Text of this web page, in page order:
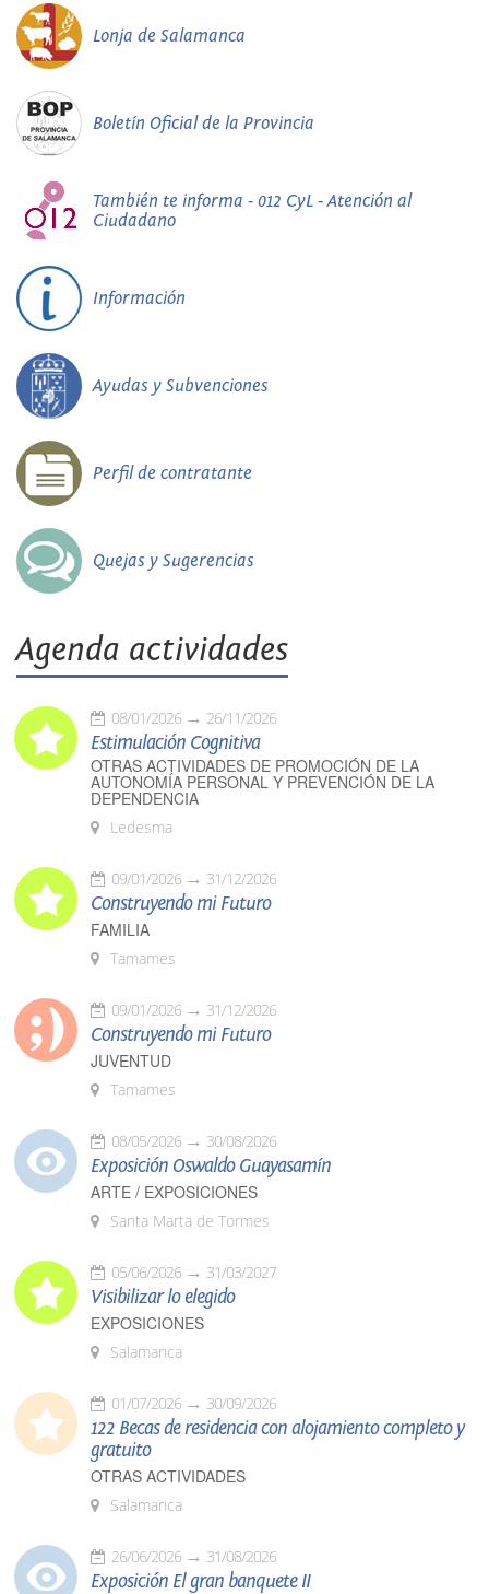
Lonja de Salamanca
Boletín Oficial de la Provincia
También te informa - 012 CyL - Atención al
Ciudadano
Información
Ayudas y Subvenciones
Perfil de contratante
Quejas y Sugerencias
Agenda actividades
08/01/2026 26/11/2026
Estimulación Cognitiva
OTRAS ACTIVIDADES DE PROMOCIÓN DE LA
AUTONOMÍA PERSONAL Y PREVENCIÓN DE LA
DEPENDENCIA
Ledesma
09/01/2026 31/12/2026
Construyendo mi Futuro
FAMILIA
Tamames
09/01/2026 31/12/2026
Construyendo mi Futuro
JUVENTUD
Tamames
08/05/2026 30/08/2026
Exposición Oswaldo Guayasamín
ARTE / EXPOSICIONES
Santa Marta de Tormes
05/06/2026 31/03/2027
Visibilizar lo elegido
EXPOSICIONES
Salamanca
01/07/2026 30/09/2026
122 Becas de residencia con alojamiento completo y
gratuito
OTRAS ACTIVIDADES
Salamanca
26/06/2026 31/08/2026
Exposición El gran banquete II